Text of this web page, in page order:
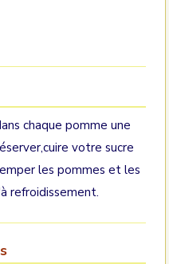
chaque pomme une
votre sucre
les pommes et les
refroidissement.